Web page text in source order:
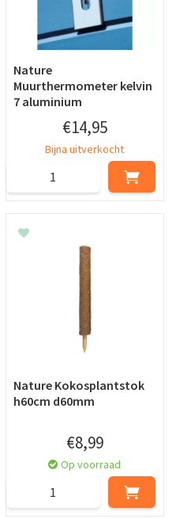
Nature
Muurthermometer kelvin
7 aluminium
€14,95
Bijna uitverkocht
Nature Kokosplantstok
h60cm d60mm
€8,99
Op voorraad